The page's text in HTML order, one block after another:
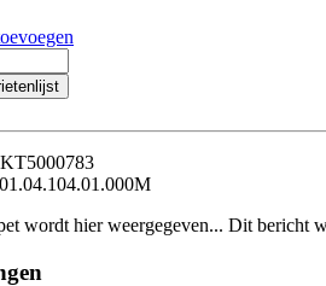
KT5000783
wordt hier weergegeven... Dit bericht